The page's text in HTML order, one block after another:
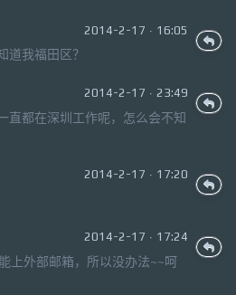
2014-2-17 · 16:05
道我福田区？
2014-2-17 · 23:49
直都在深圳工作呢，怎么会不知
2014-2-17 · 17:20
2014-2-17 · 17:24
上外部邮箱，所以没办法~~呵